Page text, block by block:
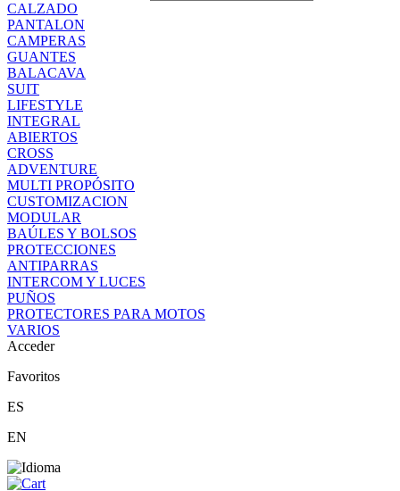
CALZADO
PANTALON
CAMPERAS
GUANTES
BALACAVA
SUIT
LIFESTYLE
INTEGRAL
ABIERTOS
CROSS
ADVENTURE
MULTI PROPÓSITO
CUSTOMIZACION
MODULAR
BAÚLES Y BOLSOS
PROTECCIONES
ANTIPARRAS
INTERCOM Y LUCES
PUÑOS
PROTECTORES PARA MOTOS
VARIOS
Acceder
Favoritos
ES
EN